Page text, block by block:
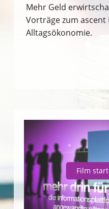
SparpotenzialCheck
Mehr Geld
Vorträge zum ascent
Alltagsökonomie.
Film